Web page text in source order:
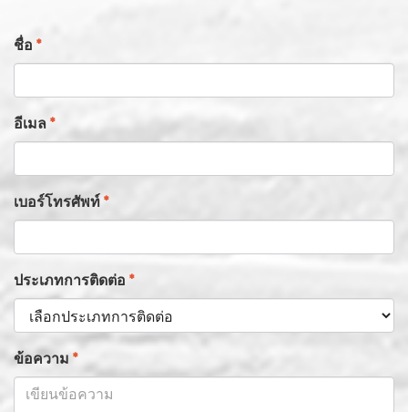
ชื่อ *
อีเมล *
เบอร์โทรศัพท์ *
ประเภทการติดต่อ *
ข้อความ *